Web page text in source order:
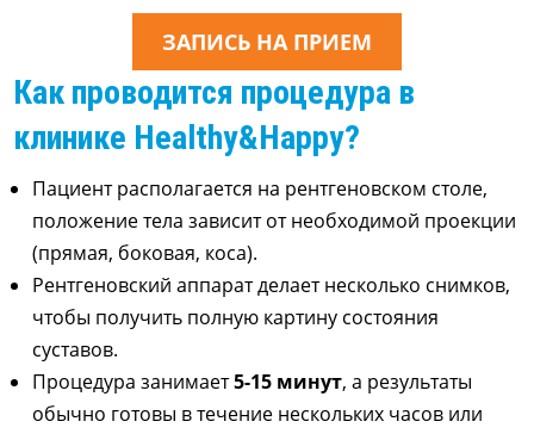
ЗАПИСЬ НА ПРИЕМ
Как проводится процедура в
клинике Healthy&Happy?
Пациент располагается на рентгеновском столе,
положение тела зависит от необходимой проекции
(прямая, боковая, коса).
Рентгеновский аппарат делает несколько снимков,
чтобы получить полную картину состояния
суставов.
Процедура занимает5-15 минут, а результаты
обычно готовы в течение нескольких часов или